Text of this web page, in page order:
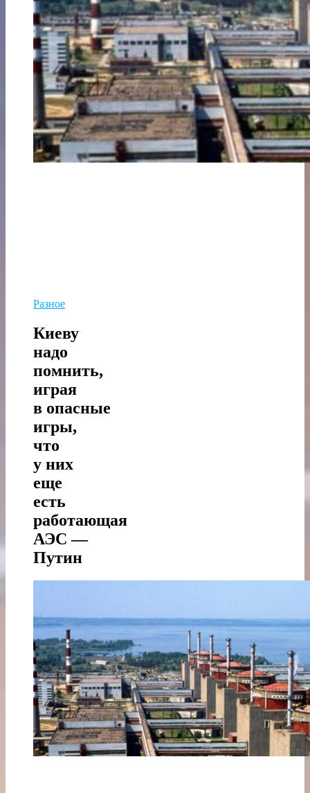
Разное
Киеву
надо
помнить,
играя
в опасные
игры,
что
у них
еще
есть
работающая
АЭС —
Путин